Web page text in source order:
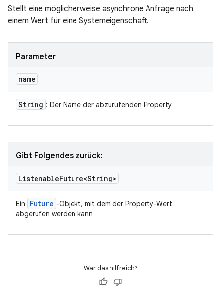
Stellt eine möglicherweise asynchrone Anfrage nach
einem Wert für eine Systemeigenschaft.
Parameter
name
String : Der Name der abzurufenden Property
Gibt Folgendes zurück:
ListenableFuture<String>
Ein Future -Objekt, mit dem der Property-Wert
abgerufen werden kann
War das hilfreich?